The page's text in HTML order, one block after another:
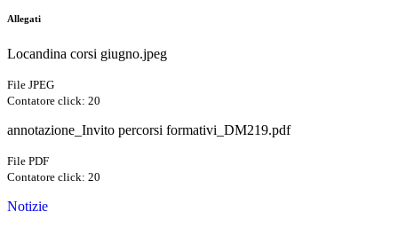
Allegati
Locandina corsi giugno.jpeg
File JPEG
Contatore click: 20
annotazione_Invito percorsi formativi_DM219.pdf
File PDF
Contatore click: 20
Notizie